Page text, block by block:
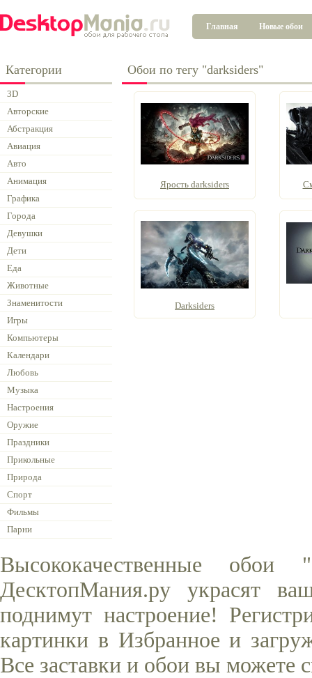
Главная Новые обои
Категории
3D
Авторские
Абстракция
Авиация
Авто
Анимация
Графика
Города
Девушки
Дети
Еда
Животные
Знаменитости
Игры
Компьютеры
Календари
Любовь
Музыка
Настроения
Оружие
Праздники
Прикольные
Природа
Спорт
Фильмы
Парни
Обои по тегу "darksiders"
Ярость darksiders
Darksiders
Высококачественные
ДесктопМания.ру украсят
поднимут настроение!
картинки в Избранное и
Все заставки и обои вы можете